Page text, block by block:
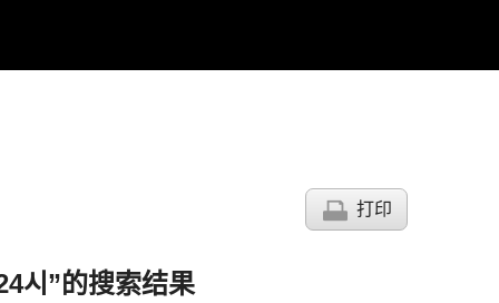
打印
시”的搜索结果